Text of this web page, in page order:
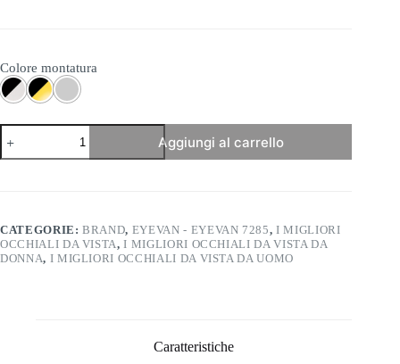
Colore montatura
Eyevan
7285
-
Aggiungi al carrello
CATEGORIE:BRAND, EYEVAN - EYEVAN 7285,I MIGLIORI
OCCHIALI DA VISTA,I MIGLIORI OCCHIALI DA VISTA DA
DONNA, I MIGLIORI OCCHIALI DA VISTA DA UOMO
Caratteristiche